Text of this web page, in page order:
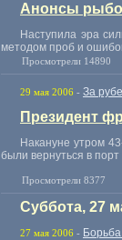
Анонсы
Наступила эра
методом проб и
Просмотрели 14890
29 мая 2006 - За
Президент
Накануне утром
были вернуться в
Просмотрели 8377
Суббота, 27
27 мая 2006 -